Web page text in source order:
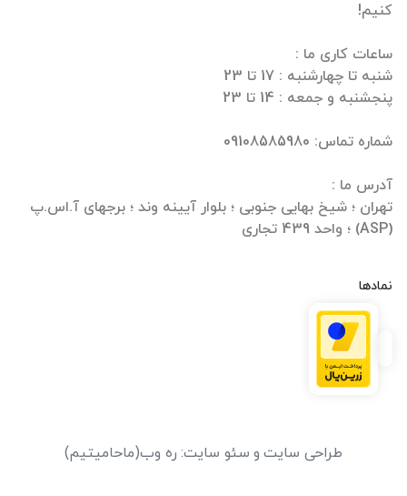
تهران ؛ شیخ بهایی جنوبی ؛ بلوار آیینه وند ؛ برجهای آ.اس.پ
(ASP) ؛ واحد 439 تجاری
نمادها
طراحی سایت و سئو سایت: ره وب(ماحامیتیم)